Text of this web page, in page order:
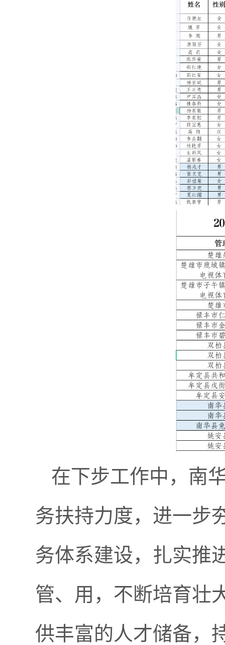
在下步工作中，南
务扶持力度，进一步
务体系建设，扎实推
管、用，不断培育壮
供丰富的人才储备，